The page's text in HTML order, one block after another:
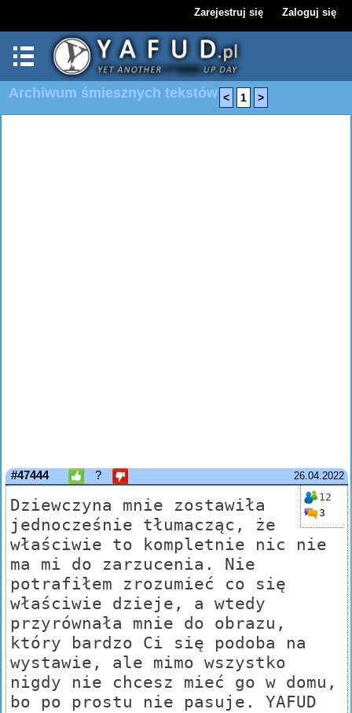
Zarejestruj się Zaloguj się
Archiwum śmiesznych tekstów < 1 >
26.04.2022
#47444 ?
12
3
Dziewczyna mnie zostawiła
jednocześnie tłumacząc, że
właściwie to kompletnie nic nie
ma mi do zarzucenia. Nie
potrafiłem zrozumieć co się
właściwie dzieje, a wtedy
przyrównała mnie do obrazu,
który bardzo Ci się podoba na
wystawie, ale mimo wszystko
nigdy nie chcesz mieć go w domu,
bo po prostu nie pasuje. YAFUD